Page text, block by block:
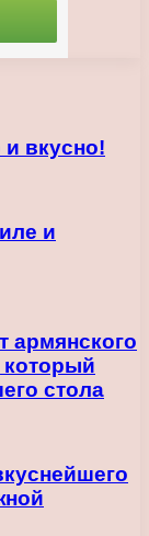
и вкусно!
и
армянского
который
стола